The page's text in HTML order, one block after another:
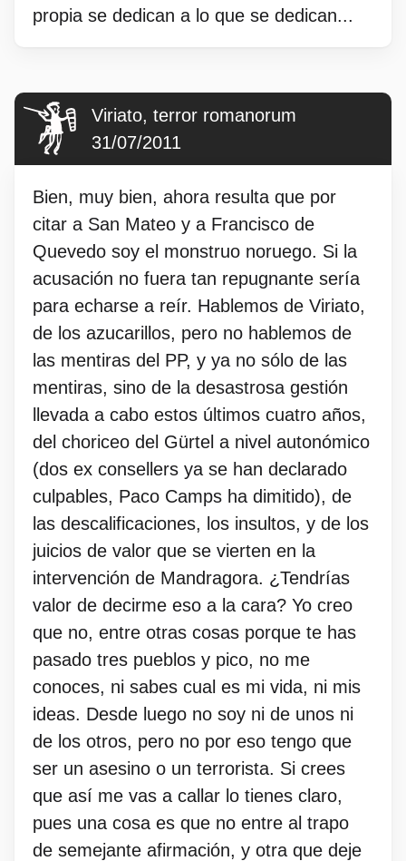
propia se dedican a lo que se dedican...
Viriato, terror romanorum
31/07/2011
Bien, muy bien, ahora resulta que por
citar a San Mateo y a Francisco de
Quevedo soy el monstruo noruego. Si la
acusación no fuera tan repugnante sería
para echarse a reír. Hablemos de Viriato,
de los azucarillos, pero no hablemos de
las mentiras del PP, y ya no sólo de las
mentiras, sino de la desastrosa gestión
llevada a cabo estos últimos cuatro años,
del choriceo del Gürtel a nivel autonómico
(dos ex consellers ya se han declarado
culpables, Paco Camps ha dimitido), de
las descalificaciones, los insultos, y de los
juicios de valor que se vierten en la
intervención de Mandragora. ¿Tendrías
valor de decirme eso a la cara? Yo creo
que no, entre otras cosas porque te has
pasado tres pueblos y pico, no me
conoces, ni sabes cual es mi vida, ni mis
ideas. Desde luego no soy ni de unos ni
de los otros, pero no por eso tengo que
ser un asesino o un terrorista. Si crees
que así me vas a callar lo tienes claro,
pues una cosa es que no entre al trapo
de semejante afirmación, y otra que deje